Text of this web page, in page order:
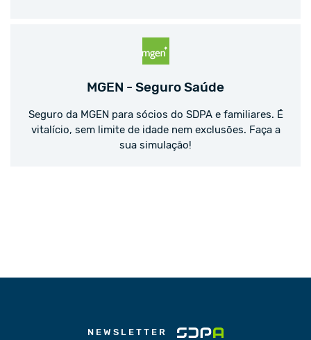
MGEN - Seguro Saúde
Seguro da MGEN para sócios do SDPA e familiares. É
vitalício, sem limite de idade nem exclusões. Faça a
sua simulação!
NEWSLETTER